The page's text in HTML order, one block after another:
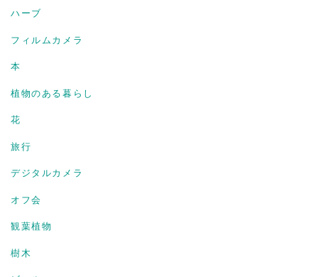
ハーブ
フィルムカメラ
本
植物のある暮らし
花
旅行
デジタルカメラ
オフ会
観葉植物
樹木